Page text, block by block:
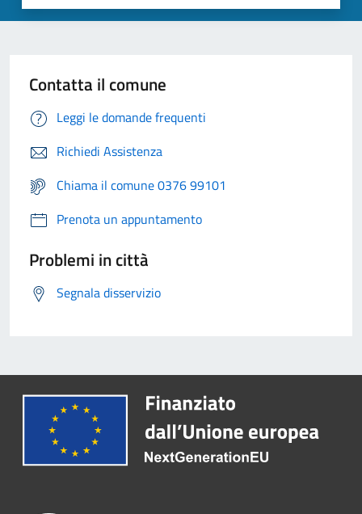
Contatta il comune
Leggi le domande frequenti
Richiedi Assistenza
Chiama il comune 0376 99101
Prenota un appuntamento
Problemi in città
Segnala disservizio